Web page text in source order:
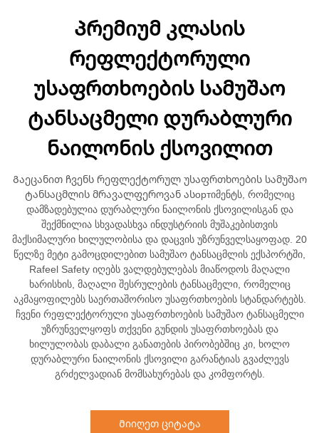
Პრემიუმ კლასის
რეფლექტორული
უსაფრთხოების სამუშაო
ტანსაცმელი დურაბლური
ნაილონის ქსოვილით
Გაეცანით ჩვენს რეფლექტორულ უსაფრთხოების სამუშაო
ტანსაცმლის მრავალფეროვან ასортიმენტს, რომელიც
დამზადებულია დურაბლური ნაილონის ქსოვილისგან და
შექმნილია სხვადასხვა ინდუსტრიის მუშაკებისთვის
მაქსიმალური ხილულობისა და დაცვის უზრუნველსაყოფად. 20
წელზე მეტი გამოცდილებით სამუშაო ტანსაცმლის ექსპორტში,
Rafeel Safety იღებს ვალდებულებას მიაწოდოს მაღალი
ხარისხის, მაღალი შესრულების ტანსაცმელი, რომელიც
აკმაყოფილებს საერთაშორისო უსაფრთხოების სტანდარტებს.
ჩვენი რეფლექტორული უსაფრთხოების სამუშაო ტანსაცმელი
უზრუნველყოფს თქვენი გუნდის უსაფრთხოებას და
ხილულობას დაბალი განათების პირობებშიც კი, ხოლო
დურაბლური ნაილონის ქსოვილი გარანტიას გვაძლევს
გრძელვადიან მომსახურებას და კომფორტს.
Მიიღეთ ციტატა